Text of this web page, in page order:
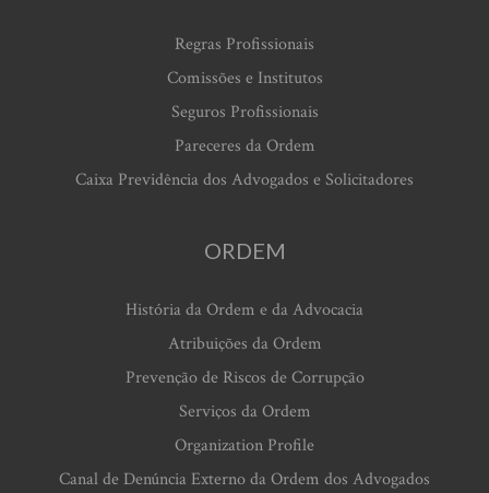
Regras Profissionais
Comissões e Institutos
Seguros Profissionais
Pareceres da Ordem
Caixa Previdência dos Advogados e Solicitadores
ORDEM
História da Ordem e da Advocacia
Atribuições da Ordem
Prevenção de Riscos de Corrupção
Serviços da Ordem
Organization Profile
Canal de Denúncia Externo da Ordem dos Advogados